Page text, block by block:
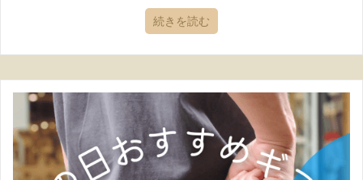
続きを読む